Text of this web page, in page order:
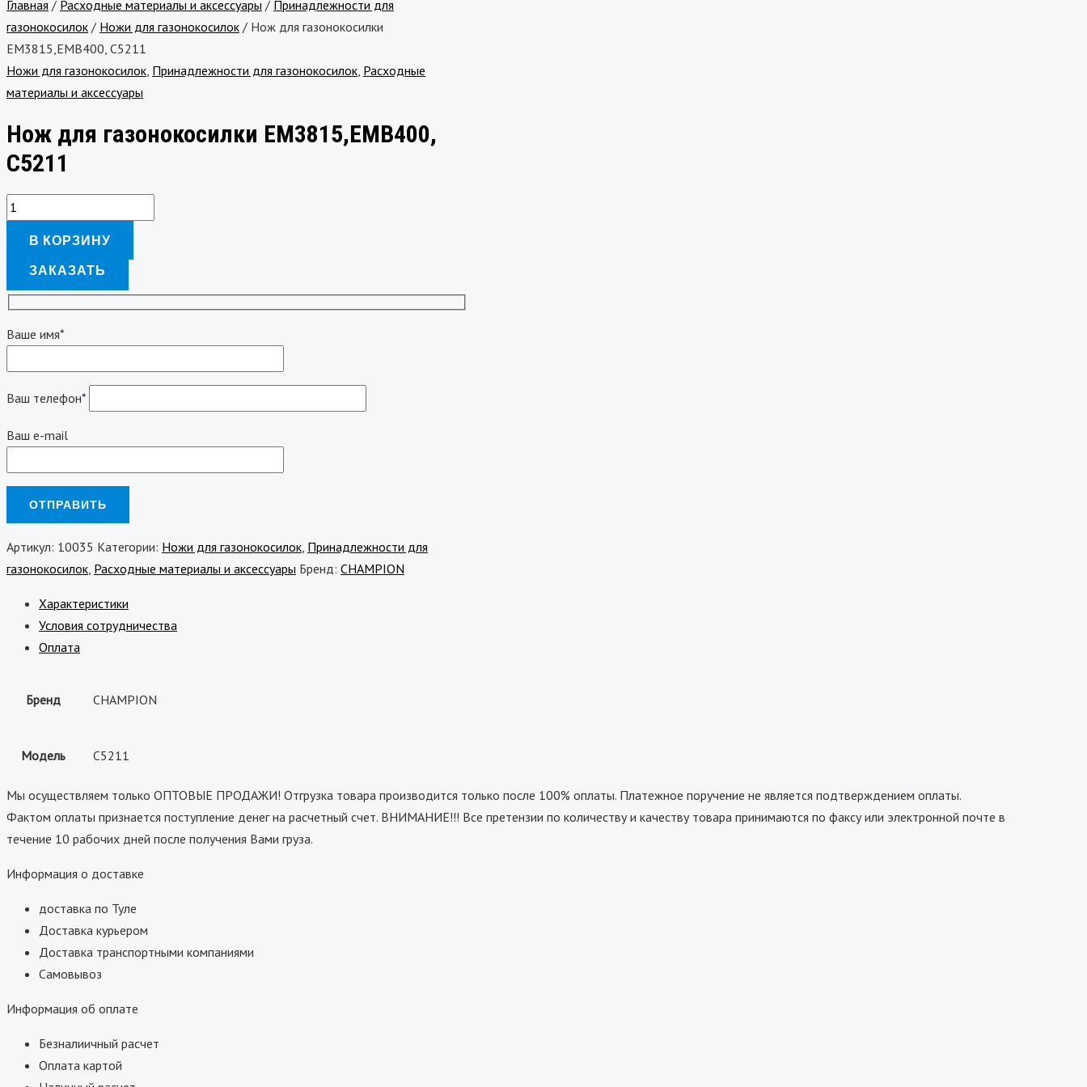
Главная / Расходные материалы и аксессуары / Принадлежности для
газонокосилок / Ножи для газонокосилок / Нож для газонокосилки
EM3815,EMB400, C5211
Ножи для газонокосилок, Принадлежности для газонокосилок, Расходные
материалы и аксессуары
Нож для газонокосилки EM3815,EMB400,
C5211
В КОРЗИНУ
ЗАКАЗАТЬ
Ваше имя*
Ваш телефон*
Ваш e-mail
Артикул: 10035 Категории: Ножи для газонокосилок Принадлежности для
газонокосилок Расходные материалы и аксессуары Бренд: CHAMPION
Характеристики
Условия сотрудничества
Оплата
Бренд CHAMPION
Модель C5211
Мы осуществляем только ОПТОВЫЕ ПРОДАЖИ! Отгрузка товара производится только после 100% оплаты. Платежное поручение не является подтверждением оплаты.
Фактом оплаты признается поступление денег на расчетный счет. ВНИМАНИЕ!!! Все претензии по количеству и качеству товара принимаются по факсу или электронной почте в
течение 10 рабочих дней после получения Вами груза.
Информация о доставке
доставка по Туле
Доставка курьером
Доставка транспортными компаниями
Самовывоз
Информация об оплате
Безналиичный расчет
Оплата картой